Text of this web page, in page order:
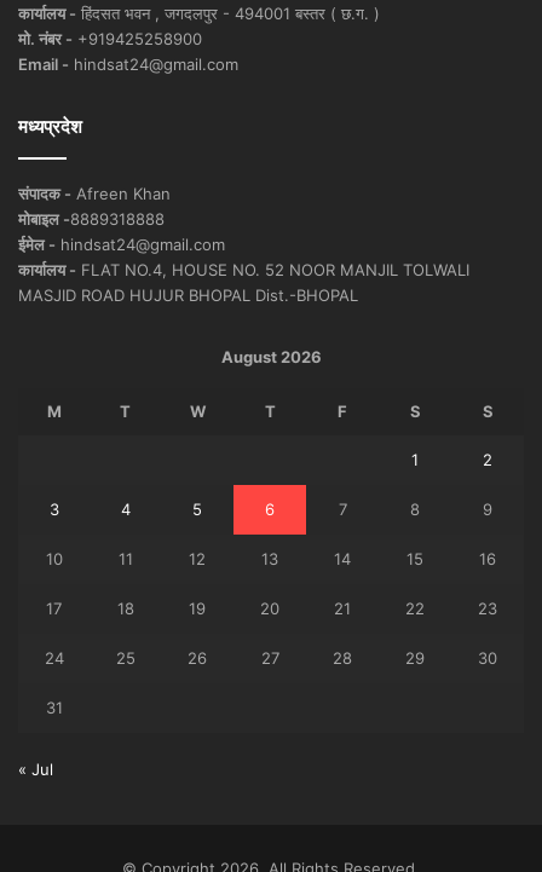
कार्यालय - हिंदसत भवन , जगदलपुर - 494001 बस्तर ( छ.ग. )
मो. नंबर - +919425258900
Email - hindsat24@gmail.com
मध्यप्रदेश
संपादक - Afreen Khan
मोबाइल -8889318888
ईमेल - hindsat24@gmail.com
कार्यालय - FLAT NO.4, HOUSE NO. 52 NOOR MANJIL TOLWALI
MASJID ROAD HUJUR BHOPAL Dist.-BHOPAL
August 2026
M T W T F S S
1 2
3 4 5 6 7 8 9
10 11 12 13 14 15 16
17 18 19 20 21 22 23
24 25 26 27 28 29 30
31
« Jul